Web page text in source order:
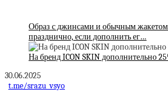
Образ с джинсами и обычным жакетом
празднично, если дополнить ег…
На бренд ICON SKIN дополнительно
30.06.2025
t.me/srazu_vsyo